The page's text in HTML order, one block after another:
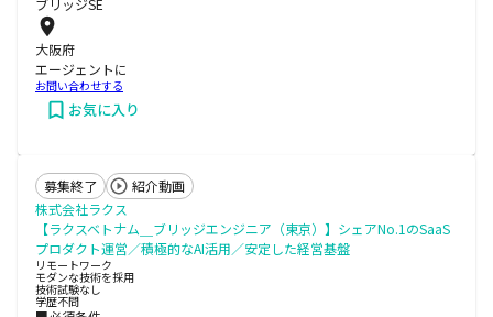
大阪府
エージェントに
お問い合わせする
お気に入り
募集終了
紹介動画
株式会社ラクス
【ラクスベトナム＿ブリッジエンジニア（東京）】シェアNo.1のSaaS
プロダクト運営／積極的なAI活用／安定した経営基盤
リモートワーク
モダンな技術を採用
技術試験なし
学歴不問